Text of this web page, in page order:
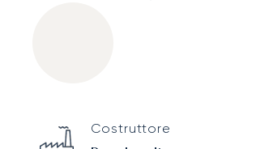
Technical specifications
Costruttore